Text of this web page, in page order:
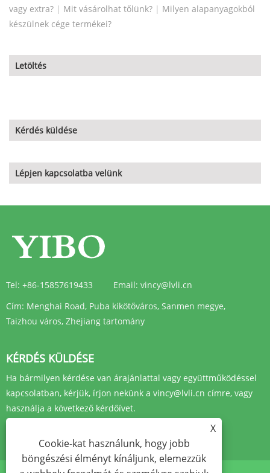
vagy extra? | Mit vásárolhat tőlünk? | Milyen alapanyagokból
készülnek cége termékei?
Letöltés
Kérdés küldése
Lépjen kapcsolatba velünk
Tel: +86-15857619433 Email: vincy@lvli.cn
Cím: Menghai Road, Puba kikötőváros, Sanmen megye,
Taizhou város, Zhejiang tartomány
KÉRDÉS KÜLDÉSE
Ha bármilyen kérdése van árajánlattal vagy együttműködéssel
kapcsolatban, kérjük, írjon nekünk a vincy@lvli.cn címre, vagy
használja a következő kérdőívet.
X
Cookie-kat használunk, hogy jobb
böngészési élményt kínáljunk, elemezzük